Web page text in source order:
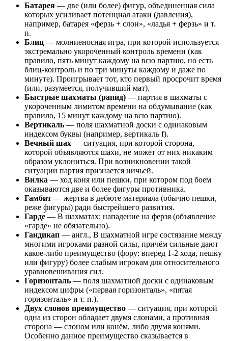
Батарея — две (или более) фигур, объединенная сила
которых усиливает потенциал атаки (давления),
например, батарея «ферзь + слон», «ладья + ферзь» и т.
п.
Блиц — молниеносная игра, при которой используется
экстремально укороченный контроль времени (как
правило, пять минут каждому на всю партию, но есть
блиц-контроль и по три минуты каждому и даже по
минуте). Проигрывает тот, кто первый просрочит время
(или, разумеется, получивший мат).
Быстрые шахматы (рапид) — партия в шахматы с
укороченным лимитом времени на обдумывание (как
правило, 15 минут каждому на всю партию).
Вертикаль — поля шахматной доски с одинаковым
индексом буквы (например, вертикаль f).
Вечный шах — ситуация, при которой сторона,
которой объявляются шахи, не может от них никаким
образом уклониться. При возникновении такой
ситуации партия признается ничьей.
Вилка — ход коня или пешки, при котором под боем
оказываются две и более фигуры противника.
Гамбит — жертва в дебюте материала (обычно пешки,
реже фигуры) ради быстрейшего развития.
Гарде́ — В шахматах: нападение на ферзя (объявление
«гарде» не обязательно).
Гандикап — англ., В шахматной игре состязание между
многими игроками разной силы, причём сильные дают
какое-либо преимущество (фору: вперед 1-2 хода, пешку
или фигуру) более слабым игрокам для относительного
уравновешивания сил.
Горизонталь — поля шахматной доски с одинаковым
индексом цифры («первая горизонталь», «пятая
горизонталь» и т. п.).
Двух слонов преимущество — ситуация, при которой
одна из сторон обладает двумя слонами, а противная
сторона — слоном или конём, либо двумя конями.
Особенно данное преимущество сказывается в